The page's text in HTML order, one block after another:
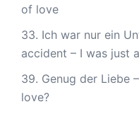
of love
33. Ich war nur ein
accident – I was just
39. Genug der Liebe
love?